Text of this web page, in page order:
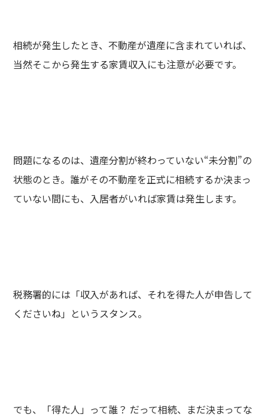
相続が発生したとき、不動産が遺産に含まれていれば、
当然そこから発生する家賃収入にも注意が必要です。
問題になるのは、遺産分割が終わっていない“未分割”の
状態のとき。誰がその不動産を正式に相続するか決まっ
ていない間にも、入居者がいれば家賃は発生します。
税務署的には「収入があれば、それを得た人が申告して
くださいね」というスタンス。
でも、「得た人」って誰？ だって相続、まだ決まってな